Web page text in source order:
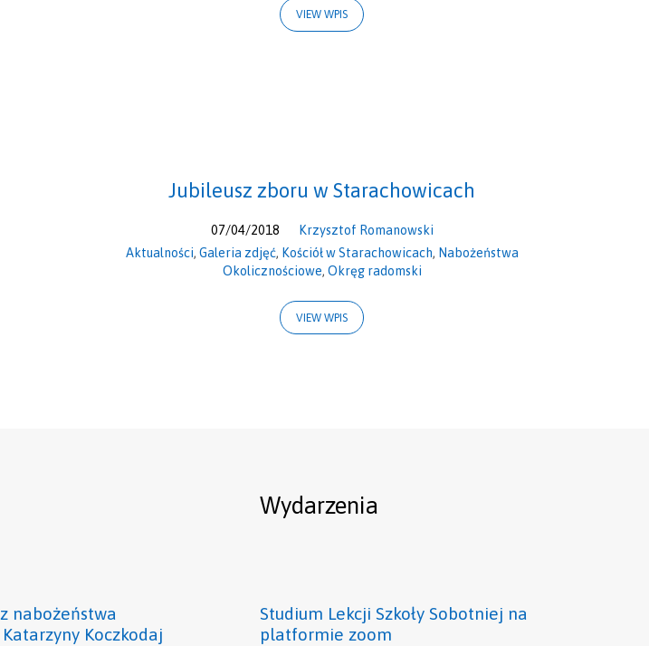
VIEW WPIS
Jubileusz zboru w Starachowicach
07/04/2018
Krzysztof Romanowski
Aktualności, Galeria zdjęć, Kościół w Starachowicach, Nabożeństwa
Okolicznościowe, Okręg radomski
VIEW WPIS
nabożeństwa
Koczkodaj
Wydarzenia
Studium Lekcji Szkoły Sobotniej na
platformie zoom